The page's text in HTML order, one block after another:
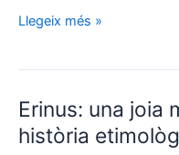
Hypericum:
tradició
mil·lenària
Llegeix més »
Erinus: una joia
història